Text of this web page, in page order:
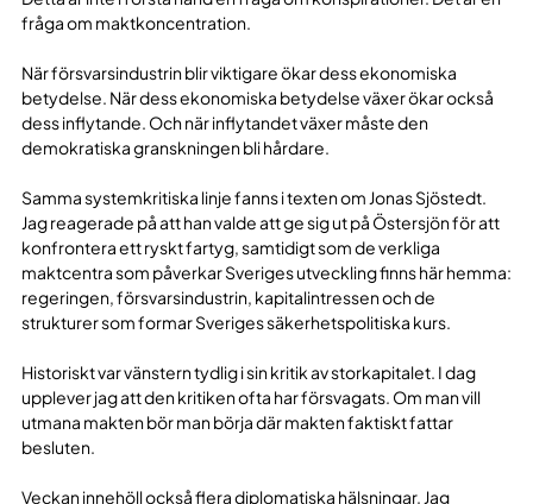
fråga om maktkoncentration.
När försvarsindustrin blir viktigare ökar dess ekonomiska
betydelse. När dess ekonomiska betydelse växer ökar också
dess inflytande. Och när inflytandet växer måste den
demokratiska granskningen bli hårdare.
Samma systemkritiska linje fanns i texten om Jonas Sjöstedt.
Jag reagerade på att han valde att ge sig ut på Östersjön för att
konfrontera ett ryskt fartyg, samtidigt som de verkliga
maktcentra som påverkar Sveriges utveckling finns här hemma:
regeringen, försvarsindustrin, kapitalintressen och de
strukturer som formar Sveriges säkerhetspolitiska kurs.
Historiskt var vänstern tydlig i sin kritik av storkapitalet. I dag
upplever jag att den kritiken ofta har försvagats. Om man vill
utmana makten bör man börja där makten faktiskt fattar
besluten.
Veckan innehöll också flera diplomatiska hälsningar. Jag